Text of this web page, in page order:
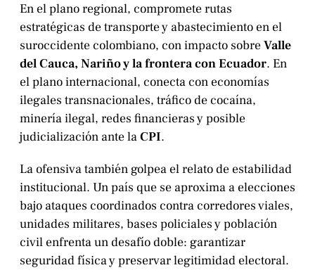
En el plano regional, compromete rutas
estratégicas de transporte y abastecimiento en el
suroccidente colombiano, con impacto sobreValle
del Cauca, Nariño y la frontera con Ecuador. En
el plano internacional, conecta con economías
ilegales transnacionales, tráfico de cocaína,
minería ilegal, redes financieras y posible
judicialización ante laCPI.
La ofensiva también golpea el relato de estabilidad
institucional. Un país que se aproxima a elecciones
bajo ataques coordinados contra corredores viales,
unidades militares, bases policiales y población
civil enfrenta un desafío doble: garantizar
seguridad física y preservar legitimidad electoral.